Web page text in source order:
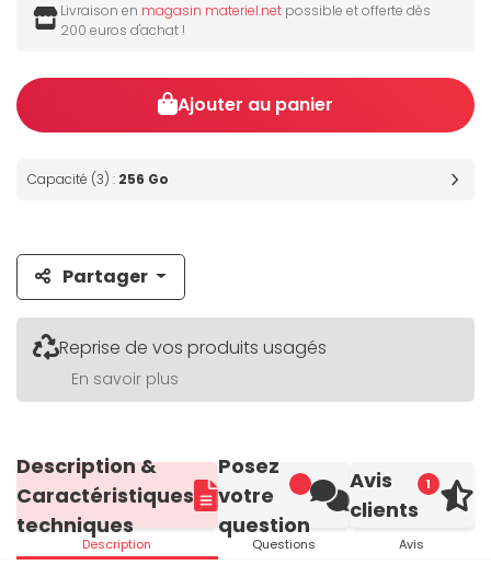
Livraison en magasin materiel.net possible et offerte dès
200 euros d'achat !
Ajouter au panier
Capacité (3) : 256 Go
Partager
Reprise de vos produits usagés
En savoir plus
Description &
Caractéristiques
techniques
Description
Posez
votre
question
Questions
1
Avis
clients
Avis